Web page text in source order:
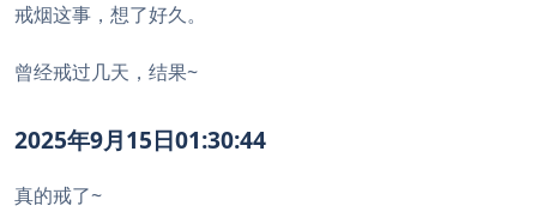
戒烟这事，想了好久。
曾经戒过几天，结果~
2025年9月15日01:30:44
真的戒了~